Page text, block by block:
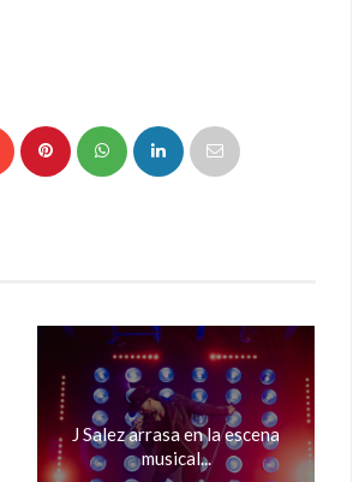
J Salez arrasa en la escena
musical...